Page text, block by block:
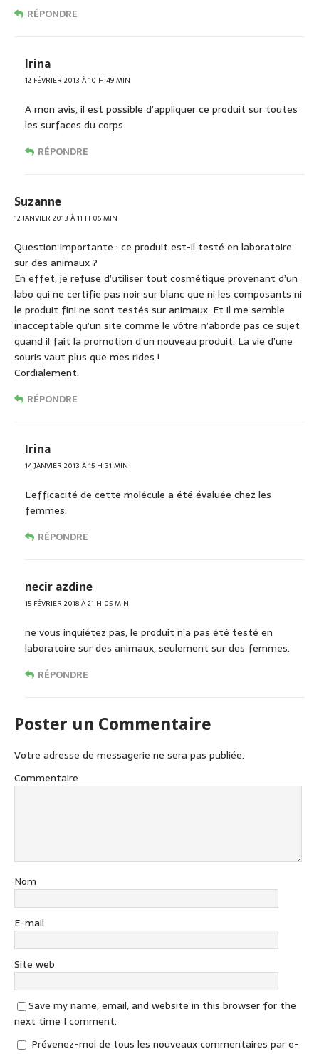
RÉPONDRE
Irina
12 FÉVRIER 2013 À 10 H 49 MIN
A mon avis, il est possible d’appliquer ce produit sur toutes
les surfaces du corps.
RÉPONDRE
Suzanne
12 JANVIER 2013 À 11 H 06 MIN
Question importante : ce produit est-il testé en laboratoire
sur des animaux ?
En effet, je refuse d’utiliser tout cosmétique provenant d’un
labo qui ne certifie pas noir sur blanc que ni les composants ni
le produit fini ne sont testés sur animaux. Et il me semble
inacceptable qu’un site comme le vôtre n’aborde pas ce sujet
quand il fait la promotion d’un nouveau produit. La vie d’une
souris vaut plus que mes rides !
Cordialement.
RÉPONDRE
Irina
14 JANVIER 2013 À 15 H 31 MIN
L’efficacité de cette molécule a été évaluée chez les
femmes.
RÉPONDRE
necir azdine
15 FÉVRIER 2018 À 21 H 05 MIN
ne vous inquiétez pas, le produit n’a pas été testé en
laboratoire sur des animaux, seulement sur des femmes.
RÉPONDRE
Poster un Commentaire
Votre adresse de messagerie ne sera pas publiée.
Commentaire
Nom
E-mail
Site web
Save my name, email, and website in this browser for the
next time I comment.
Prévenez-moi de tous les nouveaux commentaires par e-